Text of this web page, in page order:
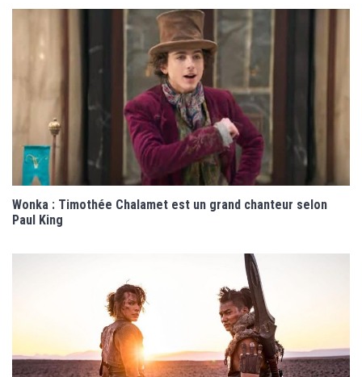
Wonka : Timothée Chalamet est un grand chanteur selon
Paul King